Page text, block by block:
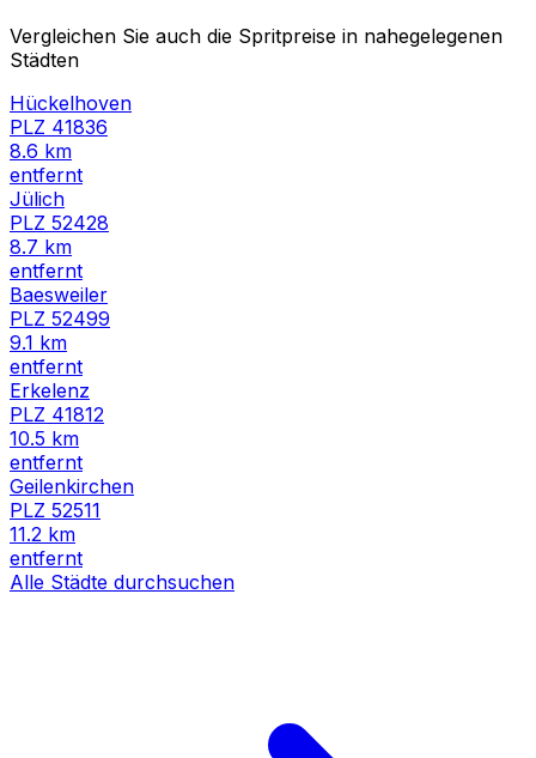
Vergleichen Sie auch die Spritpreise in nahegelegenen
Städten
Hückelhoven
PLZ 41836
8.6 km
entfernt
Jülich
PLZ 52428
8.7 km
entfernt
Baesweiler
PLZ 52499
9.1 km
entfernt
Erkelenz
PLZ 41812
10.5 km
entfernt
Geilenkirchen
PLZ 52511
11.2 km
entfernt
Alle Städte durchsuchen